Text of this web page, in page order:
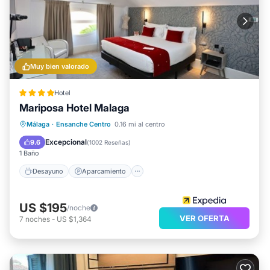
Muy bien valorado
Hotel
Mariposa Hotel Malaga
Málaga · Ensanche Centro 0.16 mi al centro
9.6 Excepcional(1002 Reseñas)
1 Baño
Desayuno Aparcamiento
Desayuno
Aparcamiento
Balcón/Terraza
US $195/noche
7 noches - US $1,364 VER OFERTA